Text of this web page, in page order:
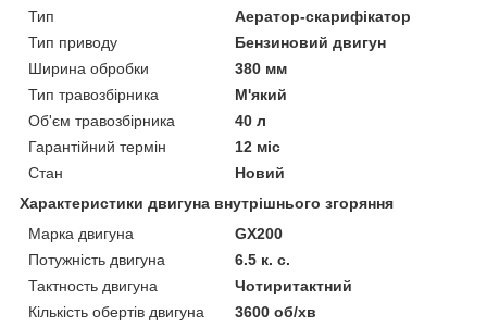
Тип
Аератор-скарифікатор
Тип приводу
Бензиновий двигун
Ширина обробки
380 мм
Тип травозбірника
М'який
Об'єм травозбірника
40 л
Гарантійний термін
12 міс
Стан
Новий
Характеристики двигуна внутрішнього згоряння
Марка двигуна
GX200
Потужність двигуна
6.5 к. с.
Тактность двигуна
Чотиритактний
Кількість обертів двигуна
3600 об/хв